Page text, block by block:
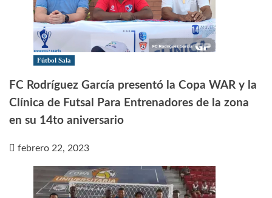
Fútbol Sala
FC Rodríguez García presentó la Copa WAR y la
Clínica de Futsal Para Entrenadores de la zona
en su 14to aniversario
febrero 22, 2023